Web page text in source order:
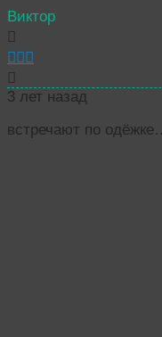
Виктор
3 лет назад
встречают по